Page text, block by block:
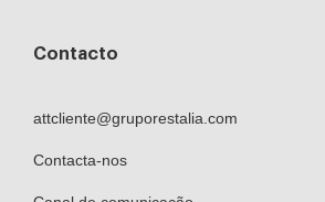
Contacto
attcliente@gruporestalia.com
Contacta-nos